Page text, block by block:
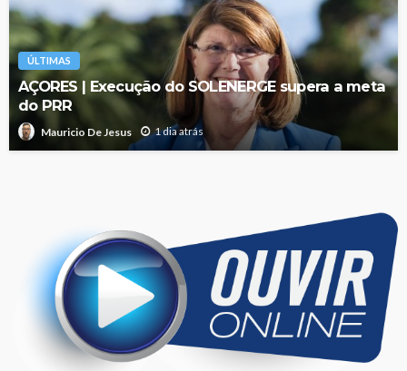
ÚLTIMAS
AÇORES | Execução do SOLENERGE supera a meta
do PRR
Mauricio De Jesus 1 dia atrás